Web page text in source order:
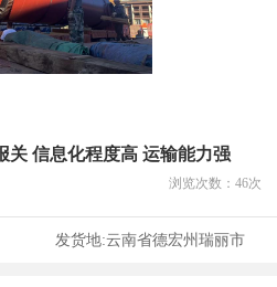
关 信息化程度高 运输能力强
浏览次数： 46次
发货地:云南省德宏州瑞丽市